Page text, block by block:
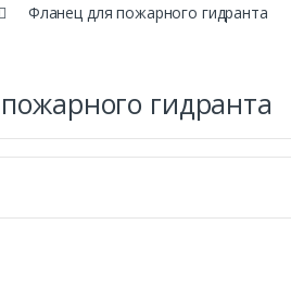
Фланец для пожарного гидранта
гидранта